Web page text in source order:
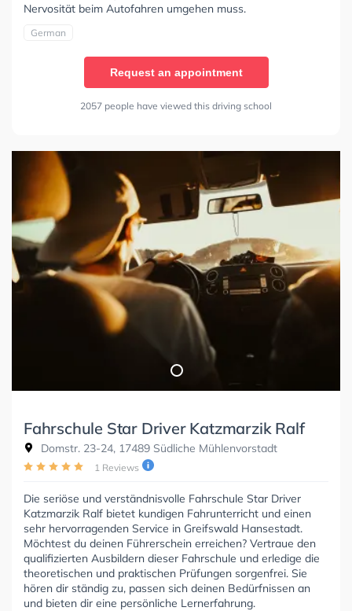
Nervosität beim Autofahren umgehen muss.
German
Request an appointment
2057 people have viewed this driving school
Fahrschule Star Driver Katzmarzik Ralf
Domstr. 23-24, 17489 Südliche Mühlenvorstadt
1 Reviews
Die seriöse und verständnisvolle Fahrschule Star Driver
Katzmarzik Ralf bietet kundigen Fahrunterricht und einen
sehr hervorragenden Service in Greifswald Hansestadt.
Möchtest du deinen Führerschein erreichen? Vertraue den
qualifizierten Ausbildern dieser Fahrschule und erledige die
theoretischen und praktischen Prüfungen sorgenfrei. Sie
hören dir ständig zu, passen sich deinen Bedürfnissen an
und bieten dir eine persönliche Lernerfahrung.